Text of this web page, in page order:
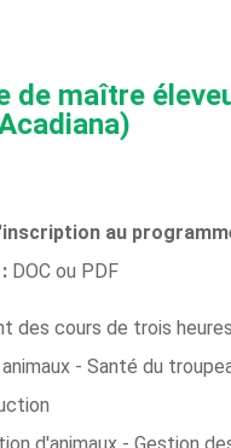
de maître
au
DOC ou PDF
des cours de trois
- Santé du